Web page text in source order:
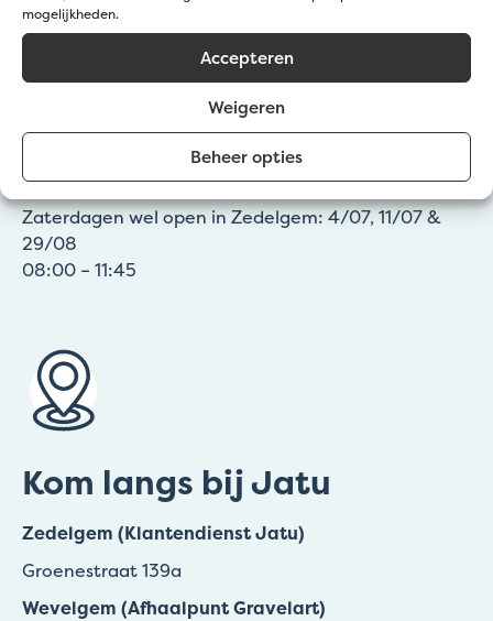
mogelijkheden.
Accepteren
Weigeren
Beheer opties
Mail ons:info@jatu.be
☀️1 – 19 juli & 8 – 31 augustus
🕖 09:00 – 12:00 | 12:30 – 16:30 uur
☀️20 juli – 7 augustus
🕖 09:00 – 12:00 | 12:30 – 15:30 uur
Zaterdagen wel open in Zedelgem: 4/07, 11/07 &
29/08
08:00 – 11:45
Kom langs bij Jatu
Zedelgem (Klantendienst Jatu)
Groenestraat 139a
Wevelgem (Afhaalpunt Gravelart)